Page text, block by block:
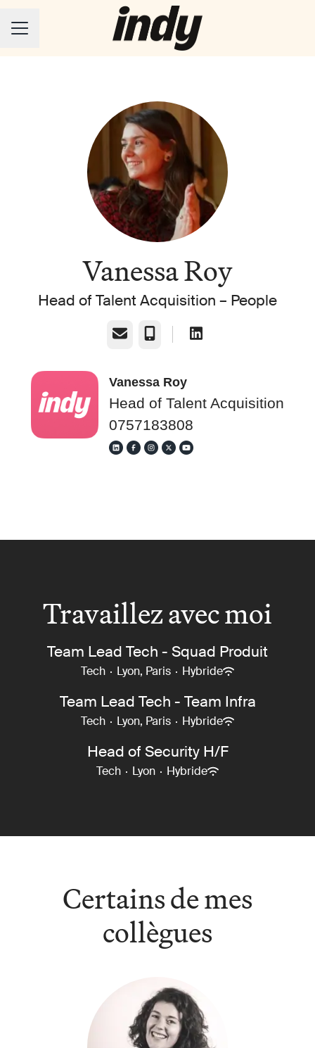
Menu carrière
Vanessa Roy
Head of Talent Acquisition – People
E-mail Téléphone
Vanessa Roy
Head of Talent Acquisition
0757183808
Travaillez avec moi
Team Lead Tech - Squad Produit
Tech · Lyon, Paris · Hybride
Team Lead Tech - Team Infra
Tech · Lyon, Paris · Hybride
Head of Security H/F
Tech · Lyon · Hybride
Certains de mes
collègues